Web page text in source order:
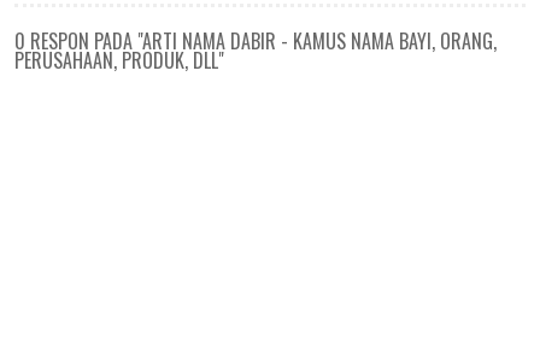
0 RESPON PADA "ARTI NAMA DABIR - KAMUS NAMA BAYI, ORANG,
PERUSAHAAN, PRODUK, DLL"